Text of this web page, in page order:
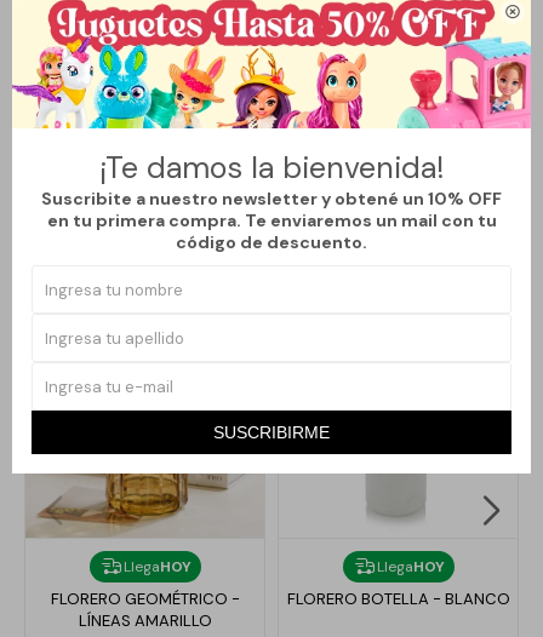

¡Te damos la bienvenida!
Suscribite a nuestro newsletter y obtené un 10% OFF
en tu primera compra. Te enviaremos un mail con tu
código de descuento.
SUSCRIBIRME
Variantes:
Métodos y costos de envío
LlegaHOY
FLORERO GEOMÉTRICO -
LÍNEAS AMARILLO
LlegaHOY
FLORERO BOTELLA - BLANCO